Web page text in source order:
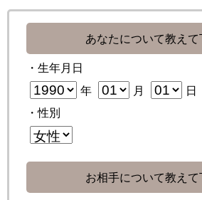
あなたについて教えて
・生年月日
年 月
日
・性別
お相手について教えて